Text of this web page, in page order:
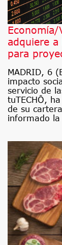
Economía/
adquiere a
para
MADRID, 6
impacto
servicio de
tuTECHÔ,
de su
informado la